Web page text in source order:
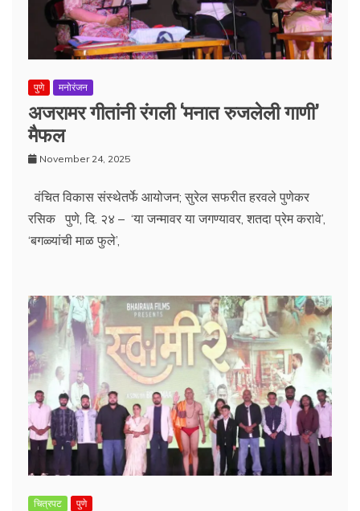
पुणे मनोरंजन
अजरामर गीतांनी रंगली ‘मनात रुजलेली गाणी’
मैफल
November 24, 2025
वंचित विकास संस्थेतर्फे आयोजन; सुरेल सफरीत हरवले पुणेकर
रसिक पुणे, दि. २४ – ‘या जन्मावर या जगण्यावर, शतदा प्रेम करावे’,
‘बगळ्यांची माळ फुले’,
चित्रपट पुणे